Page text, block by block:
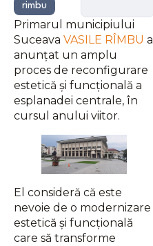
rimbu
Primarul municipiului
Suceava VASILE RÎMBU a
anunțat un amplu
proces de reconfigurare
estetică și funcțională a
esplanadei centrale, în
cursul anului viitor.
El consideră că este
nevoie de o modernizare
estetică și funcțională
care să transforme